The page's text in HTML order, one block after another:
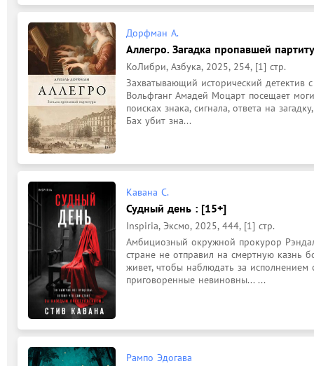
Дорфман А.
Аллегро. Загадка пропавшей
КоЛибри, Азбука, 2025, 254, [1] стр.
Захватывающий исторический
Вольфганг Амадей Моцарт посещает
поисках знака, сигнала, ответа на
Бах убит зна...
Кавана С.
Судный день : [15+]
Inspiria, Эксмо, 2025, 444, [1] стр.
Амбициозный окружной прокурор
стране не отправил на смертную казнь
живет, чтобы наблюдать за
приговоренные невиновны... ...
Рампо Эдогава